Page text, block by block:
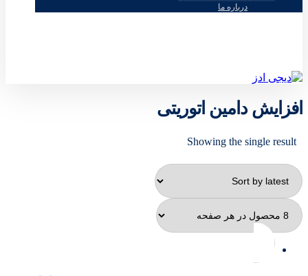
درباره ما
افزایش دامین اتوریتی
Showing the single result